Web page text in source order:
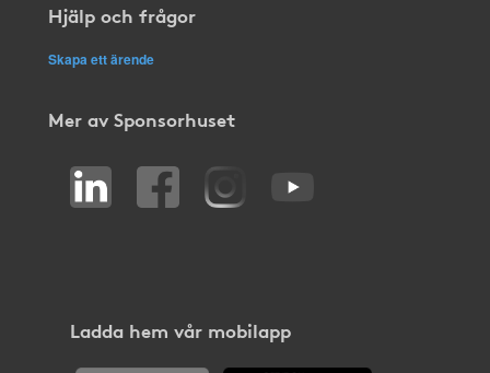
Hjälp och frågor
Skapa ett ärende
Mer av Sponsorhuset
Ladda hem vår mobilapp